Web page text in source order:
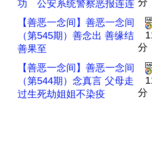
功 公安系统警察恶报连连
【善恶一念间】善恶一念间
（第545期）善念出 善缘结
善果至
分
【善恶一念间】善恶一念间
（第544期）念真言 父母走
过生死劫姐姐不染疫
分